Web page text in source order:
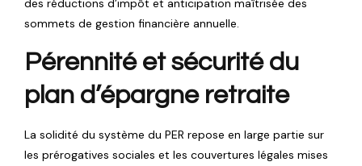
des réductions d’impôt et anticipation maîtrisée des
sommets de gestion financière annuelle.
Pérennité et sécurité du
plan d’épargne retraite
La solidité du système du PER repose en large partie sur
les prérogatives sociales et les couvertures légales mises